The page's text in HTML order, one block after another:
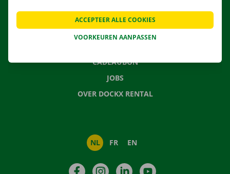
CONTACTEER ONS
VEELGESTELDE VRAGEN
CADEAUBON
JOBS
OVER DOCKX RENTAL
NL FR EN
FacebookInstagramLinkedIn
VOORKEUREN AANPASSEN
ACCEPTEER ALLE COOKIES